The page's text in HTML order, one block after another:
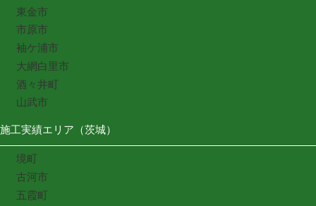
東金市
市原市
袖ケ浦市
大網白里市
酒々井町
山武市
施工実績エリア（茨城）
境町
古河市
五霞町